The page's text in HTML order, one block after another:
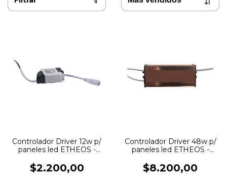
Controlador Driver 12w p/
paneles led ETHEOS -
$2.200,00
Controlador Driver 48w p/
paneles led ETHEOS -
$8.200,00